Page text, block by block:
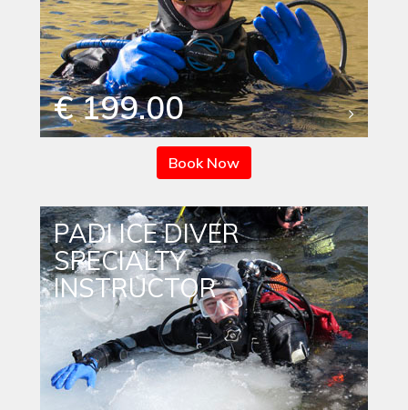
€ 199.00
Book Now
PADI ICE DIVER
SPECIALTY
INSTRUCTOR